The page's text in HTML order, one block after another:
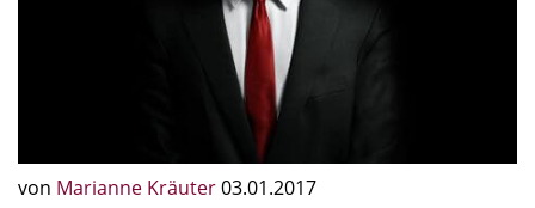
von Marianne Kräuter03.01.2017